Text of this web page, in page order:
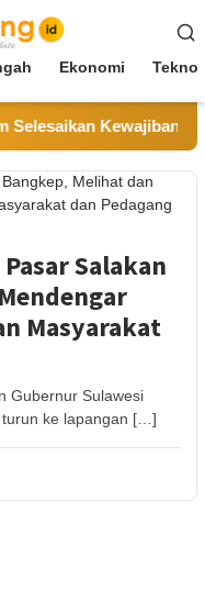
Ekonomi
Kewajiban
Salakan
Masyarakat
Gubernur Sulawesi
turun ke lapangan […]